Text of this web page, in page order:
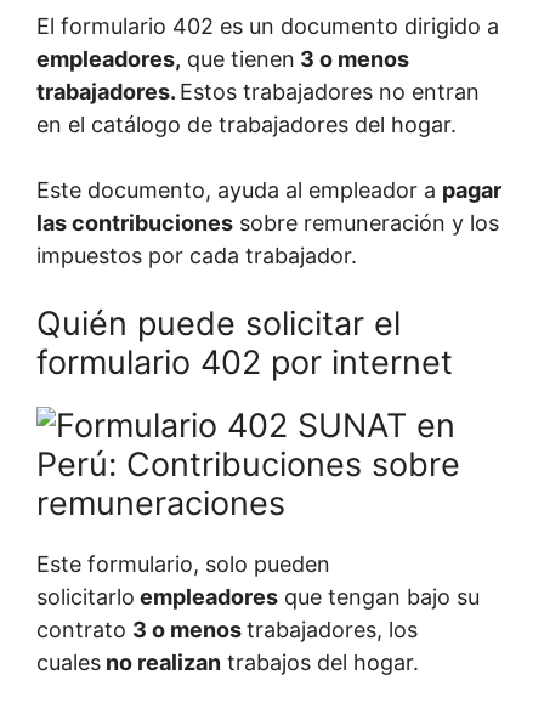
El formulario 402 es un documento dirigido a
empleadores, que tienen 3 o menos
trabajadores. Estos trabajadores no entran
en el catálogo de trabajadores del hogar.
Este documento, ayuda al empleador a pagar
las contribuciones sobre remuneración y los
impuestos por cada trabajador.
Quién puede solicitar el
formulario 402 por internet
Este formulario, solo pueden
solicitarlo empleadores que tengan bajo su
contrato 3 o menostrabajadores, los
cuales no realizan trabajos del hogar.